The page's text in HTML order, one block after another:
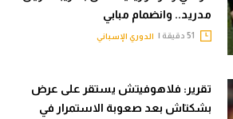
مدريد.. وانضمام مبابي
الدوري الإسباني
تقرير: فلاهوفيتش يستقر على عرض
بشكتاش بعد صعوبة الاستمرار في